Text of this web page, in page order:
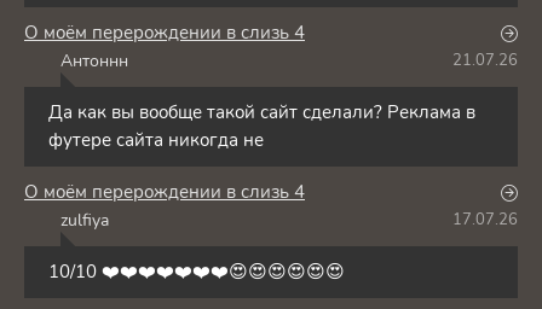
О моём перерождении в слизь 4
Антоннн 21.07.26
Да как вы вообще такой сайт сделали? Реклама в
футере сайта никогда не
О моём перерождении в слизь 4
zulfiya 17.07.26
10/10 ❤️❤️❤️❤️❤️❤️❤️😍😍😍😍😍😍